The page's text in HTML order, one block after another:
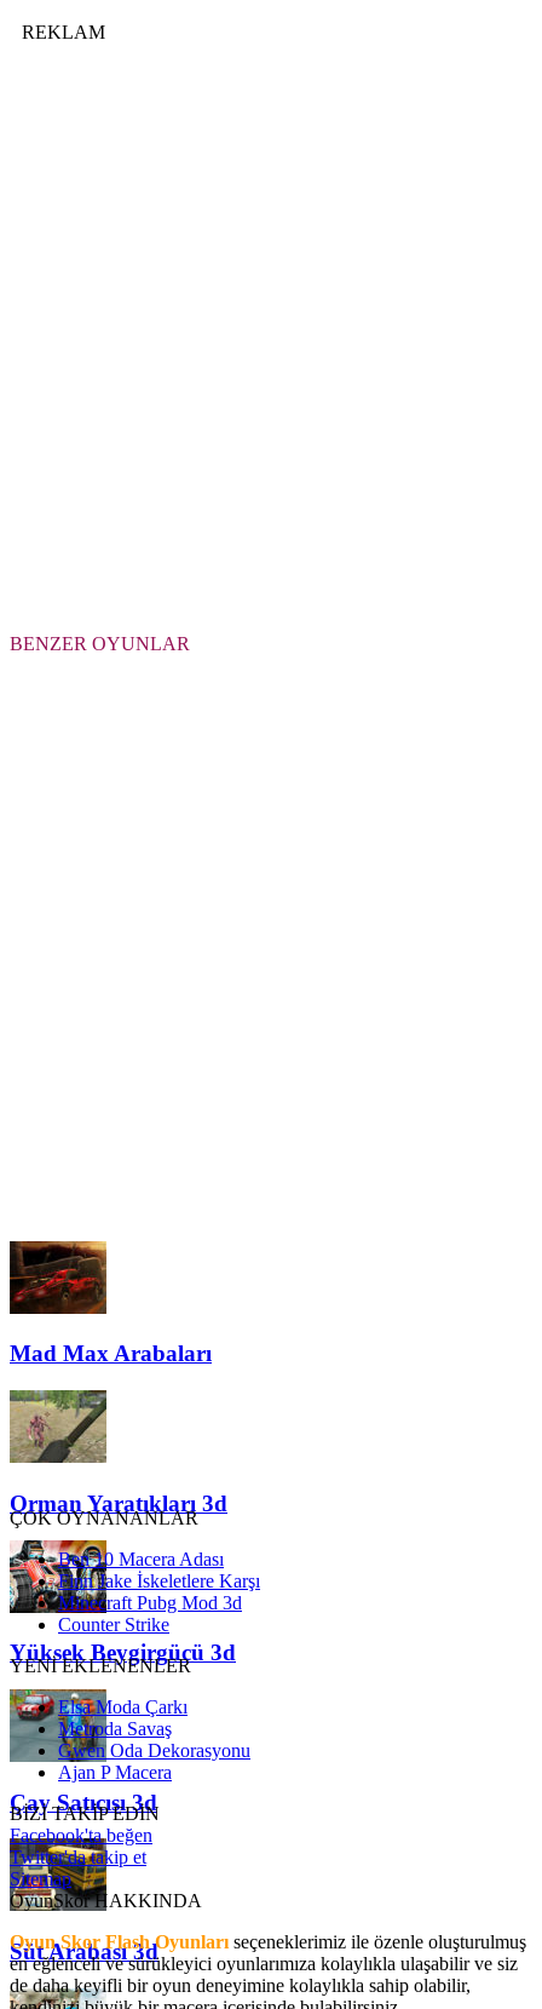
REKLAM
BENZER OYUNLAR
Mad Max Arabaları
Orman Yaratıkları 3d
Yüksek Beygirgücü 3d
Çay Satıcısı 3d
Süt Arabası 3d
ÇOK OYNANANLAR
Ben 10 Macera Adası
Finn Jake İskeletlere Karşı
Minecraft Pubg Mod 3d
Counter Strike
YENİ EKLENENLER
Elsa Moda Çarkı
Metroda Savaş
Gwen Oda Dekorasyonu
Ajan P Macera
BİZİ TAKİP EDİN
Facebook'ta beğen
Twitter'da takip et
Sitemap
OyunSkor HAKKINDA
Oyun Skor Flash Oyunları seçeneklerimiz ile özenle oluşturulmuş
en eğlenceli ve sürükleyici oyunlarımıza kolaylıkla ulaşabilir ve siz
de daha keyifli bir oyun deneyimine kolaylıkla sahip olabilir,